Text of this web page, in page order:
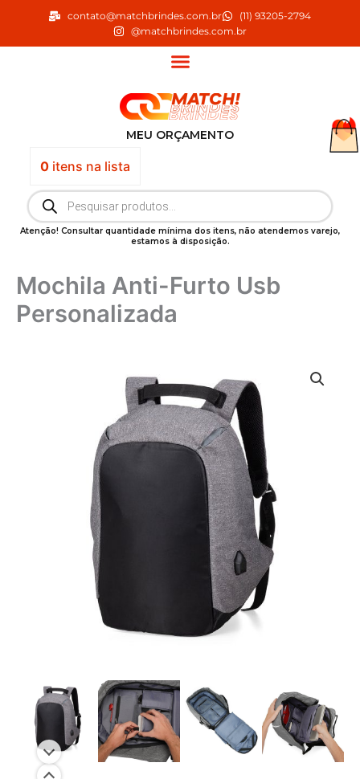
o
contato@matchbrindes.com.br
(11) 93205-2794
@matchbrindes.com.br
MEU ORÇAMENTO
0itens na lista
Pesquisar
produtos
Atenção! Consultar quantidade mínima dos itens, não atendemos varejo,
estamos à disposição.
Mochila Anti-Furto Usb
Personalizada